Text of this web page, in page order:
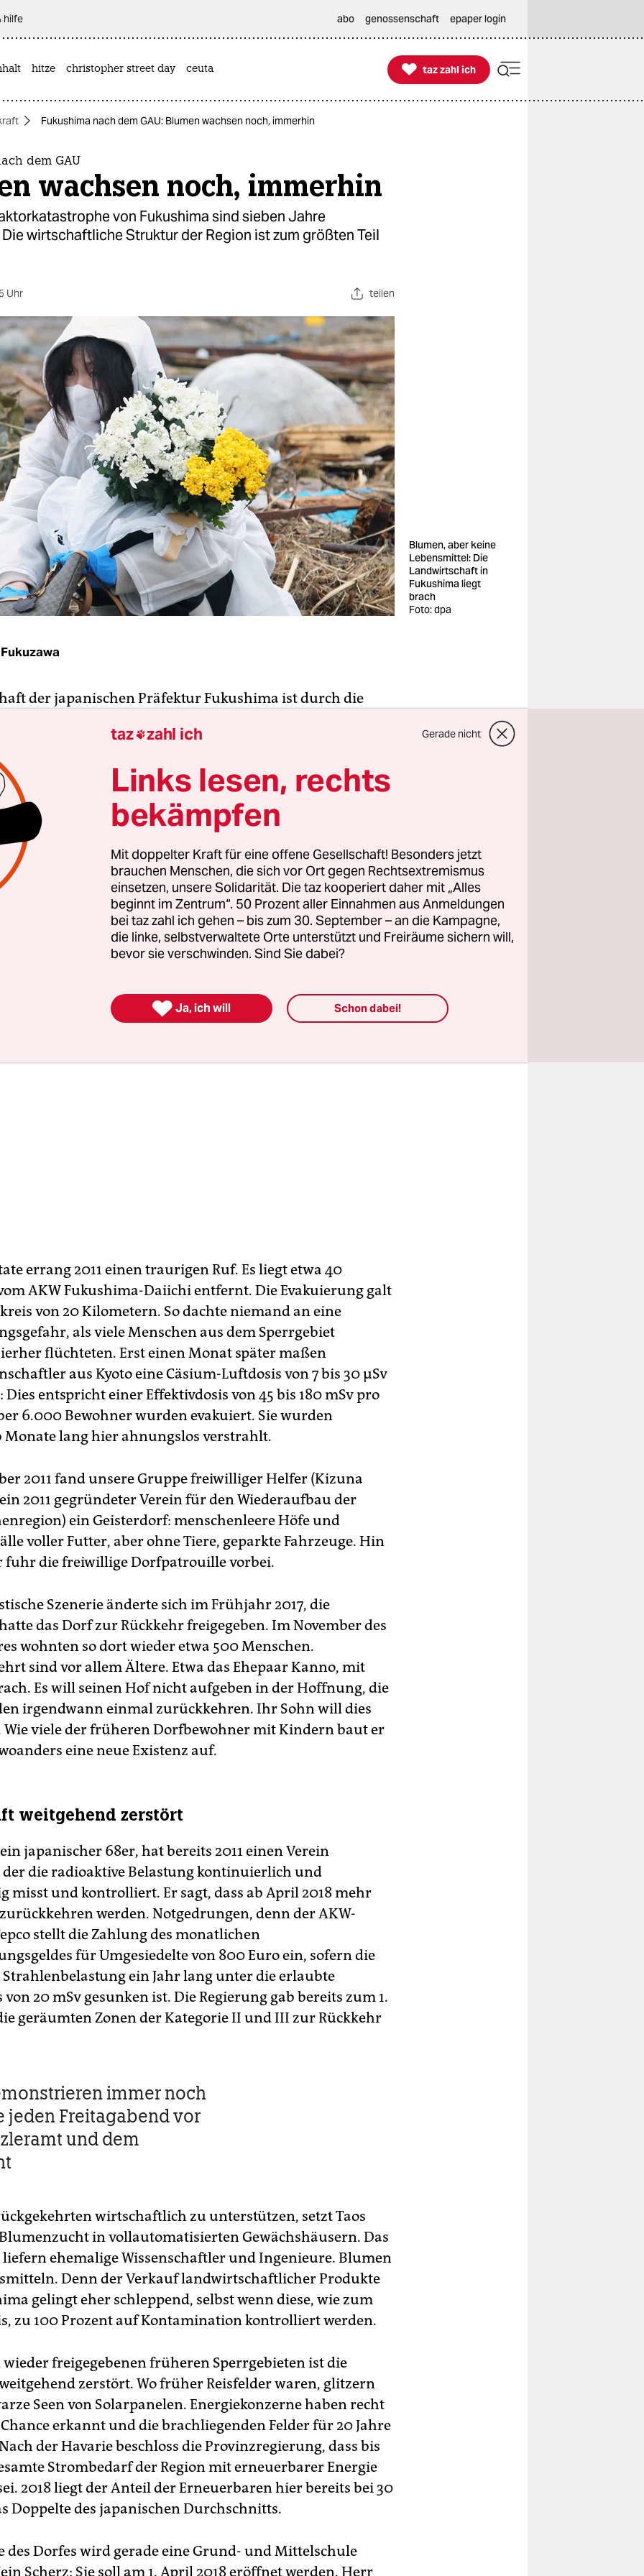
hilfe abo genossenschaft epaper login
hitze christopher street day ceuta 
taz zahl ich
taz zahl ich
Fukushima nach dem GAU: Blumen wachsen noch, immerhin
dem GAU
wachsen noch, immerhin
von Fukushima sind sieben Jahre
wirtschaftliche Struktur der Region ist zum größten Teil
Uhr teilen
Blumen, aber keine
Lebensmittel: Die
Landwirtschaft in
Fukushima liegt
brach
Foto: dpa
der japanischen Präfektur Fukushima ist durch die
einer Tonne Erde. Fünf Zentimeter tief wurde zur
abgetragen. Ein Bauer des Dorfes Iitate, auf dessen
lagen, sagte mir bei einer Reise im November 2016
die Säcke wohl lange dort liegen bleiben. Ein Jahr
keine schwarzen Berge mehr. Sie waren von grünen
überdeckt.
der Sperrgebiete II und III gilt als
Eigentlich sollten die 36 Millionen Säcke in zwei
im hoch verstrahlten Sperrgebiet I gesammelt werden.
der dafür notwendigen Gelände ist längst nicht
errang 2011 einen traurigen Ruf. Es liegt etwa 40
AKW Fukushima-Daiichi entfernt. Die Evakuierung galt
von 20 Kilometern. So dachte niemand an eine
als viele Menschen aus dem Sperrgebiet
flüchteten. Erst einen Monat später maßen
aus Kyoto eine Cäsium-Luftdosis von 7 bis 30 μSv
Dies entspricht einer Effektivdosis von 45 bis 180 mSv pro
6.000 Bewohner wurden evakuiert. Sie wurden
lang hier ahnungslos verstrahlt.
2011 fand unsere Gruppe freiwilliger Helfer (Kizuna
2011 gegründeter Verein für den Wiederaufbau der
ein Geisterdorf: menschenleere Höfe und
voller Futter, aber ohne Tiere, geparkte Fahrzeuge. Hin
fuhr die freiwillige Dorfpatrouille vorbei.
Szenerie änderte sich im Frühjahr 2017, die
das Dorf zur Rückkehr freigegeben. Im November des
wohnten so dort wieder etwa 500 Menschen.
sind vor allem Ältere. Etwa das Ehepaar Kanno, mit
Es will seinen Hof nicht aufgeben in der Hoffnung, die
irgendwann einmal zurückkehren. Ihr Sohn will dies
Wie viele der früheren Dorfbewohner mit Kindern baut er
eine neue Existenz auf.
weitgehend zerstört
japanischer 68er, hat bereits 2011 einen Verein
der die radioaktive Belastung kontinuierlich und
misst und kontrolliert. Er sagt, dass ab April­ 2018 mehr
werden. Notgedrungen, denn der AKW-
stellt die Zahlung des monatlichen
für Umgesiedelte von 800 Euro ein, sofern die
Strahlenbelastung ein Jahr lang unter die erlaubte
von 20 mSv gesunken ist. Die Regierung gab bereits zum 1.
geräumten Zonen der Kategorie II und III zur Rückkehr
immer noch
jeden Freitagabend vor
und dem
wirtschaftlich zu unterstützen, setzt Taos
in vollautomatisierten Gewächshäusern. Das
ehemalige Wissenschaftler und Ingenieure. Blumen
Denn der Verkauf landwirtschaftlicher Produkte
gelingt eher schleppend, selbst wenn diese, wie zum
zu 100 Prozent auf Kontamination kon­trolliert werden.
freigegebenen früheren Sperrgebieten ist die
zerstört. Wo früher Reisfelder waren, glitzern
Seen von Solarpanelen. Energiekonzerne haben recht
erkannt und die brachliegenden Felder für 20 Jahre
der Havarie beschloss die Provinzregierung, dass bis
Strombedarf der Region mit erneuerbarer Energie
2018 liegt der Anteil der Erneuerbaren hier bereits bei 30
Doppelte des japanischen Durchschnitts.
des Dorfes wird gerade eine Grund- und Mittelschule
Scherz: Sie soll am 1. April 2018 eröffnet werden. Herr
taz zahl ich Gerade nicht
Links lesen, rechts
bekämpfen
Mit doppelter Kraft für eine offene Gesellschaft! Besonders jetzt
brauchen Menschen, die sich vor Ort gegen Rechtsextremismus
einsetzen, unsere Solidarität. Die taz kooperiert daher mit „Alles
beginnt im Zentrum“. 50 Prozent aller Einnahmen aus Anmeldungen
bei taz zahl ich gehen – bis zum 30. September – an die Kampagne,
die linke, selbstverwaltete Orte unterstützt und Freiräume sichern will,
bevor sie verschwinden. Sind Sie dabei?
 Ja, ich will Schon dabei!